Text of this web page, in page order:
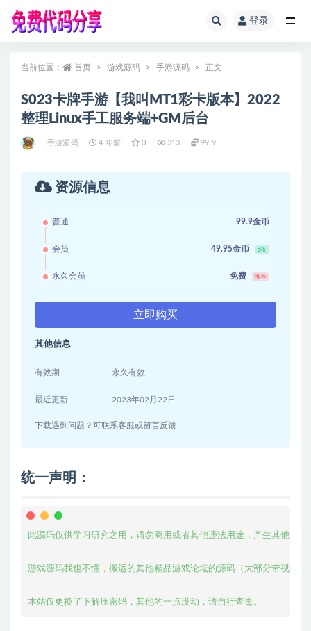
登录
当前位置： 首页 游戏源码 手游源码 正文
S023卡牌手游【我叫MT1彩卡版本】2022
整理Linux手工服务端+GM后台
手游源码 4 年前 0 313 99.9
资源信息
普通 99.9金币
会员 49.95金币 5折
永久会员 免费 推荐
立即购买
其他信息
有效期 永久有效
最近更新 2023年02月22日
下载遇到问题？可联系客服或留言反馈
统一声明：
此源码仅供学习研究之用，请勿商用或者其他违法用途，产生其他后果
游戏源码我也不懂，搬运的其他精品游戏论坛的源码（大部分带视频
本站仅更换了下解压密码，其他的一点没动，请自行查毒。